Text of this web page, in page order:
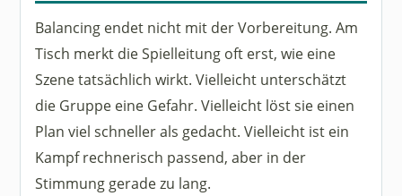
Balancing endet nicht mit der Vorbereitung. Am
Tisch merkt die Spielleitung oft erst, wie eine
Szene tatsächlich wirkt. Vielleicht unterschätzt
die Gruppe eine Gefahr. Vielleicht löst sie einen
Plan viel schneller als gedacht. Vielleicht ist ein
Kampf rechnerisch passend, aber in der
Stimmung gerade zu lang.